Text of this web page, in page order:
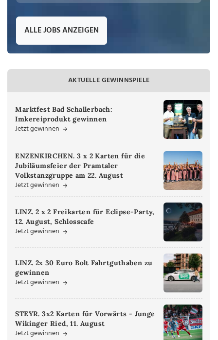
ALLE JOBS ANZEIGEN
AKTUELLE GEWINNSPIELE
Marktfest Bad Schallerbach:
Imkereiprodukt gewinnen
Jetzt gewinnen
ENZENKIRCHEN. 3 x 2 Karten für die
Jubiläumsfeier der Pramtaler
Volkstanzgruppe am 22. August
Jetzt gewinnen
LINZ. 2 x 2 Freikarten für Eclipse-Party,
12. August, Schlosscafe
Jetzt gewinnen
LINZ. 2x 30 Euro Bolt Fahrtguthaben zu
gewinnen
Jetzt gewinnen
STEYR. 3x2 Karten für Vorwärts - Junge
Wikinger Ried, 11. August
Jetzt gewinnen